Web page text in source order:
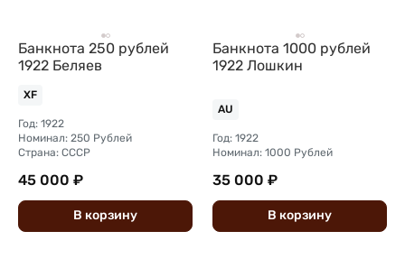
Банкнота 250 рублей
1922 Беляев
XF
Год: 1922
Номинал: 250 Рублей
Страна: СССР
45 000 ₽
В корзину
Банкнота 1000 рублей
1922 Лошкин
AU
Год: 1922
Номинал: 1000 Рублей
35 000 ₽
В корзину